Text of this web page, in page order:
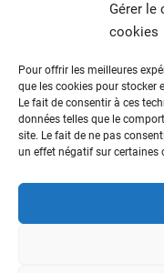
Gérer le
cookies
Pour offrir les meilleures
que les cookies pour stocker
Le fait de consentir à ces
données telles que le
site. Le fait de ne pas
un effet négatif sur certaines